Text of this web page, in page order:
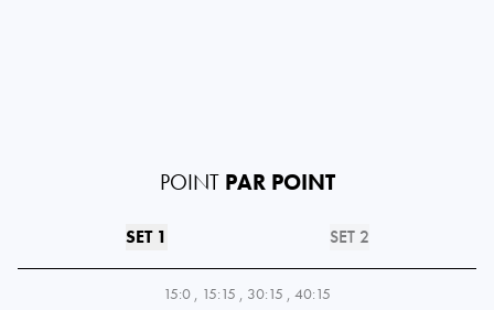
POINT PAR POINT
SET 1 SET 2
15:0 , 15:15 , 30:15 , 40:15